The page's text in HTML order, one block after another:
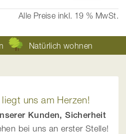
Alle Preise inkl. 19 % MwSt.
Natürlich wohnen
uns am Herzen!
Kunden, Sicherheit
bei uns an erster Stelle!